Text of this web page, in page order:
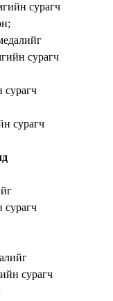
сурагч
сурагч
сурагч
сурагч
сурагч
сурагч